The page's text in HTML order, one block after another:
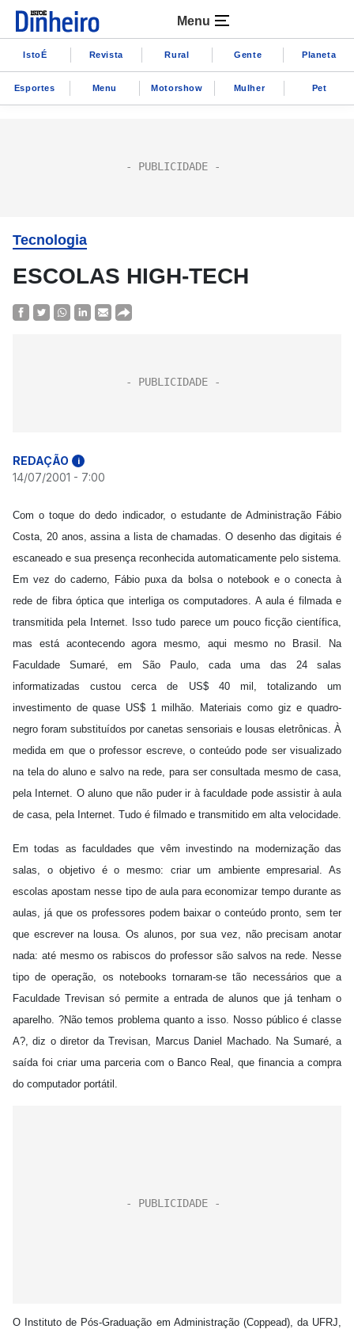
Menu
IstoÉ Revista Rural Gente Planeta
Esportes Menu Motorshow Mulher Pet
Tecnologia
ESCOLAS HIGH-TECH
REDAÇÃO i
14/07/2001 - 7:00
Com o toque do dedo indicador, o estudante de Administração Fábio
Costa, 20 anos, assina a lista de chamadas. O desenho das digitais é
escaneado e sua presença reconhecida automaticamente pelo sistema.
Em vez do caderno, Fábio puxa da bolsa o notebook e o conecta à
rede de fibra óptica que interliga os computadores. A aula é filmada e
transmitida pela Internet. Isso tudo parece um pouco ficção científica,
mas está acontecendo agora mesmo, aqui mesmo no Brasil. Na
Faculdade Sumaré, em São Paulo, cada uma das 24 salas
informatizadas custou cerca de US$ 40 mil, totalizando um
investimento de quase US$ 1 milhão. Materiais como giz e quadro-
negro foram substituídos por canetas sensoriais e lousas eletrônicas. À
medida em que o professor escreve, o conteúdo pode ser visualizado
na tela do aluno e salvo na rede, para ser consultada mesmo de casa,
pela Internet. O aluno que não puder ir à faculdade pode assistir à aula
de casa, pela Internet. Tudo é filmado e transmitido em alta velocidade.
Em todas as faculdades que vêm investindo na modernização das
salas, o objetivo é o mesmo: criar um ambiente empresarial. As
escolas apostam nesse tipo de aula para economizar tempo durante as
aulas, já que os professores podem baixar o conteúdo pronto, sem ter
que escrever na lousa. Os alunos, por sua vez, não precisam anotar
nada: até mesmo os rabiscos do professor são salvos na rede. Nesse
tipo de operação, os notebooks tornaram-se tão necessários que a
Faculdade Trevisan só permite a entrada de alunos que já tenham o
aparelho. ?Não temos problema quanto a isso. Nosso público é classe
A?, diz o diretor da Trevisan, Marcus Daniel Machado. Na Sumaré, a
saída foi criar uma parceria com o Banco Real, que financia a compra
do computador portátil.
O Instituto de Pós-Graduação em Administração (Coppead), da UFRJ,